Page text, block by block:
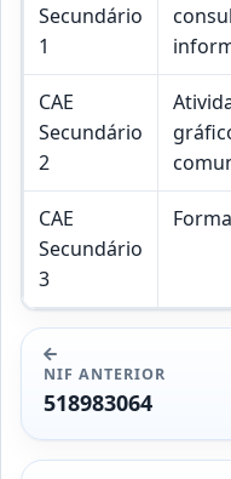
Secundário
1
CAE
Secundário
2
CAE
Secundário
3
NIF ANTERIOR
518983064